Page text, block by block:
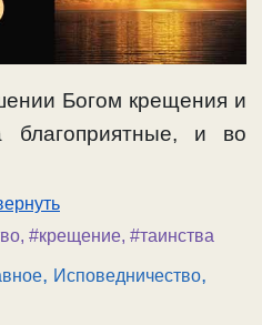
Богом крещения и
благоприятные, и во
, #крещение, #таинства
, Исповедничество,